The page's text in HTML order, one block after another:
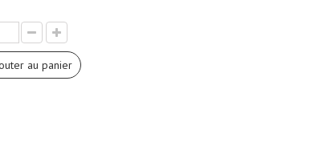
au panier